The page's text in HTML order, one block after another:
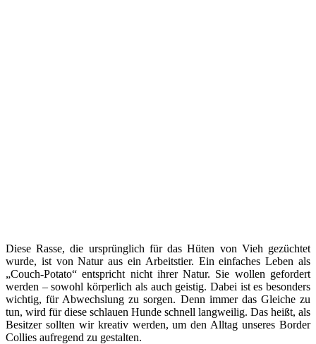
Diese Rasse, die ursprünglich für das Hüten von Vieh gezüchtet
wurde, ist von Natur aus ein Arbeitstier. Ein einfaches Leben als
„Couch-Potato“ entspricht nicht ihrer Natur. Sie wollen gefordert
werden – sowohl körperlich als auch geistig. Dabei ist es besonders
wichtig, für Abwechslung zu sorgen. Denn immer das Gleiche zu
tun, wird für diese schlauen Hunde schnell langweilig. Das heißt, als
Besitzer sollten wir kreativ werden, um den Alltag unseres Border
Collies aufregend zu gestalten.